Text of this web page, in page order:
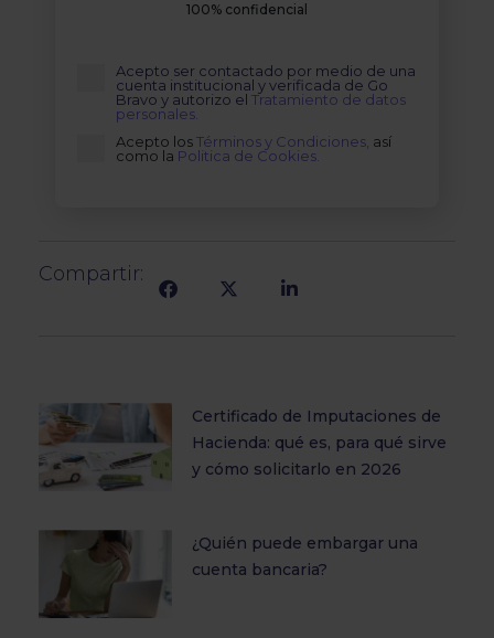
100% confidencial
Acepto ser contactado por medio de una
cuenta institucional y verificada de Go
Bravo y autorizo el Tratamiento de datos
personales.
Acepto losTérminos y Condiciones, así
como la Politica de Cookies.
Compartir:
Certificado de Imputaciones de
Hacienda: qué es, para qué sirve
y cómo solicitarlo en 2026
¿Quién puede embargar una
cuenta bancaria?